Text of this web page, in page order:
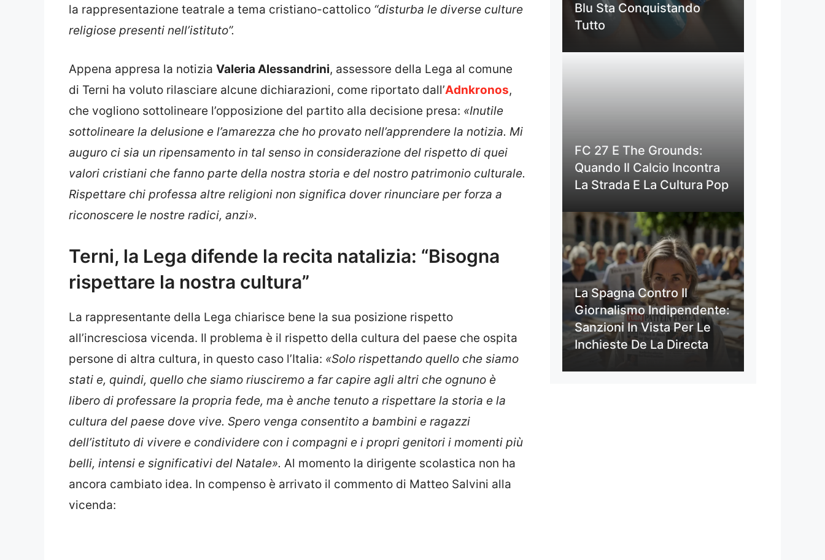
la rappresentazione teatrale a tema cristiano-cattolico “disturba le diverse culture
religiose presenti nell’istituto”.
Appena appresa la notizia Valeria Alessandrini, assessore della Lega al comune
di Terni ha voluto rilasciare alcune dichiarazioni, come riportato dall’Adnkronos,
che vogliono sottolineare l’opposizione del partito alla decisione presa: «Inutile
sottolineare la delusione e l’amarezza che ho provato nell’apprendere la notizia. Mi
auguro ci sia un ripensamento in tal senso in considerazione del rispetto di quei
valori cristiani che fanno parte della nostra storia e del nostro patrimonio culturale.
Rispettare chi professa altre religioni non significa dover rinunciare per forza a
riconoscere le nostre radici, anzi».
Terni, la Lega difende la recita natalizia: “Bisogna
rispettare la nostra cultura”
La rappresentante della Lega chiarisce bene la sua posizione rispetto
all’incresciosa vicenda. Il problema è il rispetto della cultura del paese che ospita
persone di altra cultura, in questo caso l’Italia: «Solo rispettando quello che siamo
stati e, quindi, quello che siamo riusciremo a far capire agli altri che ognuno è
libero di professare la propria fede, ma è anche tenuto a rispettare la storia e la
cultura del paese dove vive. Spero venga consentito a bambini e ragazzi
dell’istituto di vivere e condividere con i compagni e i propri genitori i momenti più
belli, intensi e significativi del Natale». Al momento la dirigente scolastica non ha
ancora cambiato idea. In compenso è arrivato il commento di Matteo Salvini alla
vicenda:
Blu Sta Conquistando
Tutto
FC 27 E The Grounds:
Quando Il Calcio Incontra
La Strada E La Cultura Pop
La Spagna Contro Il
Giornalismo Indipendente:
Sanzioni In Vista Per Le
Inchieste De La Directa